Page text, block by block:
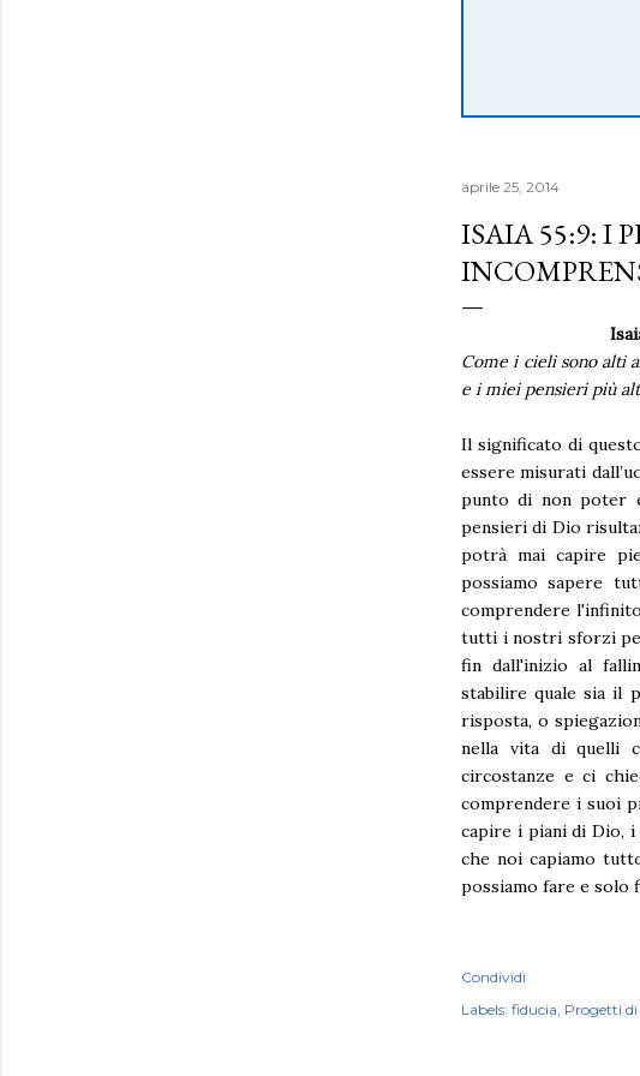
aprile 25, 2014
ISAIA 55:9: I
Come i cieli sono alti
e i miei pensieri più
Il significato di
essere misurati
punto di non poter
pensieri di Dio
potrà mai capire
possiamo sapere
comprendere
tutti i nostri sforzi
fin dall'inizio al
stabilire quale sia il
risposta, o
nella vita di quelli
circostanze e ci
comprendere i suoi
capire i piani di Dio,
che noi capiamo
possiamo fare e solo
Condividi
Labels: fiducia Progetti